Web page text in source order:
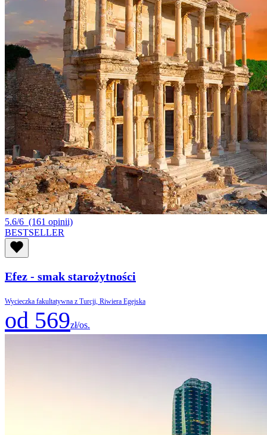
5.6/6 (161 opinii)
BESTSELLER
Efez - smak starożytności
Wycieczka fakultatywna z Turcji, Riwiera Egejska
od 569zł/os.